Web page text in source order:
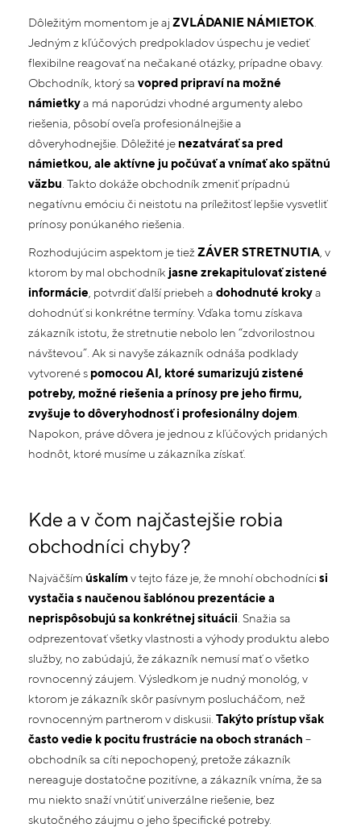
Dôležitým momentom je aj ZVLÁDANIE NÁMIETOK
Jedným z kľúčových predpokladov úspechu je vedieť
flexibilne reagovať na nečakané otázky, prípadne obavy.
Obchodník, ktorý sa vopred pripraví na možné
námietkya má naporúdzi vhodné argumenty alebo
riešenia, pôsobí oveľa profesionálnejšie a
dôveryhodnejšie. Dôležité jenezatvárať sa pred
námietkou, ale aktívne ju počúvať a vnímať ako spätnú
väzbu . Takto dokáže obchodník zmeniť prípadnú
negatívnu emóciu či neistotu na príležitosť lepšie vysvetliť
prínosy ponúkaného riešenia.
Rozhodujúcim aspektom je tiež ZÁVER STRETNUTIA , v
ktorom by mal obchodník jasne zrekapitulovať zistené
informácie , potvrdiť ďalší priebeh a dohodnuté krokya
dohodnúť si konkrétne termíny. Vďaka tomu získava
zákazník istotu, že stretnutie nebolo len “zdvorilostnou
návštevou”. Ak si navyše zákazník odnáša podklady
vytvorené spomocou AI, ktoré sumarizujú zistené
potreby, možné riešenia a prínosy pre jeho firmu,
zvyšuje to dôveryhodnosť i profesionálny dojem
Napokon, práve dôvera je jednou z kľúčových pridaných
hodnôt, ktoré musíme u zákazníka získať.
Kde a v čom najčastejšie robia
obchodníci chyby?
Najväčším úskalím v tejto fáze je, že mnohí obchodníci si
vystačia s naučenou šablónou prezentácie a
neprispôsobujú sa konkrétnej situácii . Snažia sa
odprezentovať všetky vlastnosti a výhody produktu alebo
služby, no zabúdajú, že zákazník nemusí mať o všetko
rovnocenný záujem. Výsledkom je nudný monológ, v
ktorom je zákazník skôr pasívnym poslucháčom, než
rovnocenným partnerom v diskusii. Takýto prístup však
často vedie k pocitu frustrácie na oboch stranách –
obchodník sa cíti nepochopený, pretože zákazník
nereaguje dostatočne pozitívne, a zákazník vníma, že sa
mu niekto snaží vnútiť univerzálne riešenie, bez
skutočného záujmu o jeho špecifické potreby.